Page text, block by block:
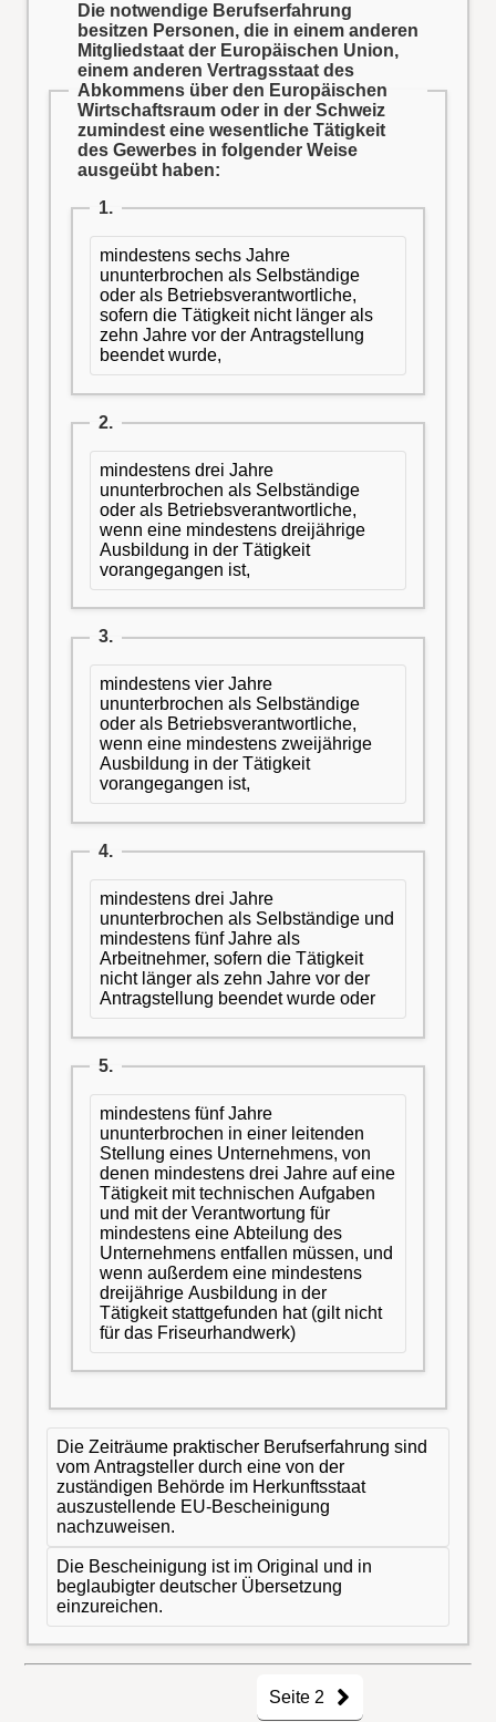
Die notwendige Berufserfahrung
besitzen Personen, die in einem anderen
Mitgliedstaat der Europäischen Union,
einem anderen Vertragsstaat des
Abkommens über den Europäischen
Wirtschaftsraum oder in der Schweiz
zumindest eine wesentliche Tätigkeit
des Gewerbes in folgender Weise
ausgeübt haben:
1.
mindestens sechs Jahre
ununterbrochen als Selbständige
oder als Betriebsverantwortliche,
sofern die Tätigkeit nicht länger als
zehn Jahre vor der Antragstellung
beendet wurde,
2.
mindestens drei Jahre
ununterbrochen als Selbständige
oder als Betriebsverantwortliche,
wenn eine mindestens dreijährige
Ausbildung in der Tätigkeit
vorangegangen ist,
3.
mindestens vier Jahre
ununterbrochen als Selbständige
oder als Betriebsverantwortliche,
wenn eine mindestens zweijährige
Ausbildung in der Tätigkeit
vorangegangen ist,
4.
mindestens drei Jahre
ununterbrochen als Selbständige und
mindestens fünf Jahre als
Arbeitnehmer, sofern die Tätigkeit
nicht länger als zehn Jahre vor der
Antragstellung beendet wurde oder
5.
mindestens fünf Jahre
ununterbrochen in einer leitenden
Stellung eines Unternehmens, von
denen mindestens drei Jahre auf eine
Tätigkeit mit technischen Aufgaben
und mit der Verantwortung für
mindestens eine Abteilung des
Unternehmens entfallen müssen, und
wenn außerdem eine mindestens
dreijährige Ausbildung in der
Tätigkeit stattgefunden hat (gilt nicht
für das Friseurhandwerk)
Die Zeiträume praktischer Berufserfahrung sind
vom Antragsteller durch eine von der
zuständigen Behörde im Herkunftsstaat
auszustellende EU-Bescheinigung
nachzuweisen.
Die Bescheinigung ist im Original und in
beglaubigter deutscher Übersetzung
einzureichen.
Seite 2